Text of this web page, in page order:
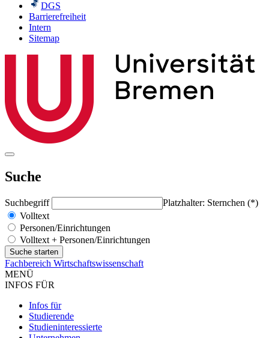
DGS
Barrierefreiheit
Intern
Sitemap
Suche
Suchbegriff
Platzhalter: Sternchen (*)
Volltext
Personen/Einrichtungen
Volltext + Personen/Einrichtungen
Fachbereich Wirtschaftswissenschaft
MENÜ
INFOS FÜR
Infos für
Studierende
Studieninteressierte